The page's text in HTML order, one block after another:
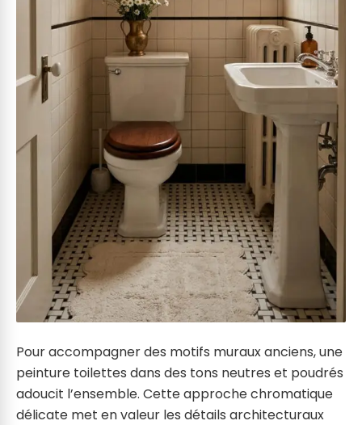
Pour accompagner des motifs muraux anciens, une
peinture toilettes dans des tons neutres et poudrés
adoucit l’ensemble. Cette approche chromatique
délicate met en valeur les détails architecturaux